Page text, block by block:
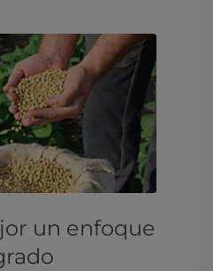
un enfoque